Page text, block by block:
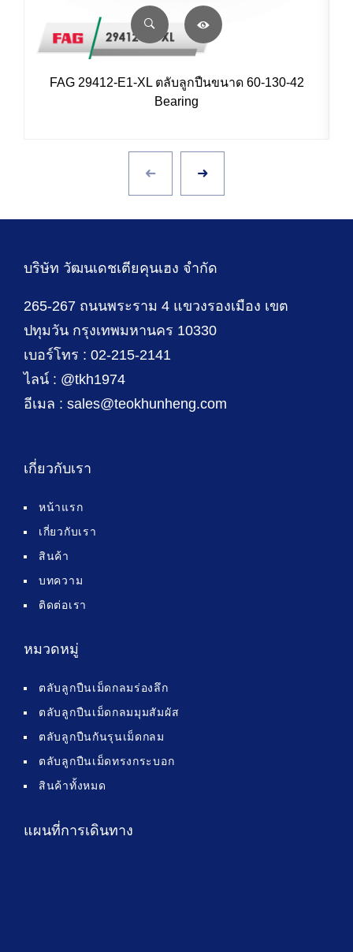
FAG 29412-E1-XL ตลับลูกปืนขนาด 60-130-42
Bearing
บริษัท วัฒนเดชเตียคุนเฮง จำกัด
265-267 ถนนพระราม 4 แขวงรองเมือง เขต
ปทุมวัน กรุงเทพมหานคร 10330
เบอร์โทร : 02-215-2141
ไลน์ : @tkh1974
อีเมล : sales@teokhunheng.com
เกี่ยวกับเรา
หน้าแรก
เกี่ยวกับเรา
สินค้า
บทความ
ติดต่อเรา
หมวดหมู่
ตลับลูกปืนเม็ดกลมร่องลึก
ตลับลูกปืนเม็ดกลมมุมสัมผัส
ตลับลูกปืนกันรุนเม็ดกลม
ตลับลูกปืนเม็ดทรงกระบอก
สินค้าทั้งหมด
แผนที่การเดินทาง